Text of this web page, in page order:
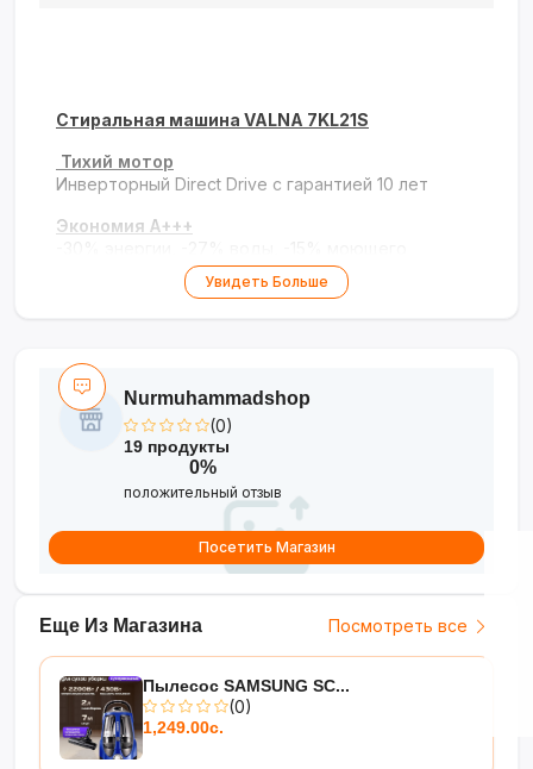
Стиральная машина VALNA 7KL21S
Тихий мотор
Инверторный Direct Drive с гарантией 10 лет
Экономия A+++
Стильный дизайн
Графитовый корпус, сенсорное управление
Безупречная стирка с гарантией на мотор 10
Увидеть Больше
Еще Из Магазина Посмотреть все
Пылесос SAMSUNG SC...
(0)
1,249.00с.
Nurmuhammadshop
(0)
19 продукты
0%
положительный отзыв
Посетить Магазин